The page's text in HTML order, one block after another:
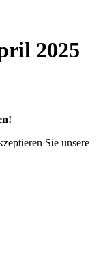
2025
Sie unsere